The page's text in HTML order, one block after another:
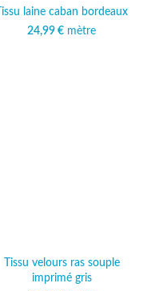
Tissu laine caban bordeaux
24,99 € mètre
Tissu velours ras souple
imprimé gris